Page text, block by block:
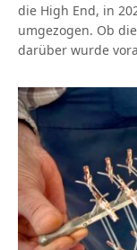
die High End, in
umgezogen. Ob
darüber wurde